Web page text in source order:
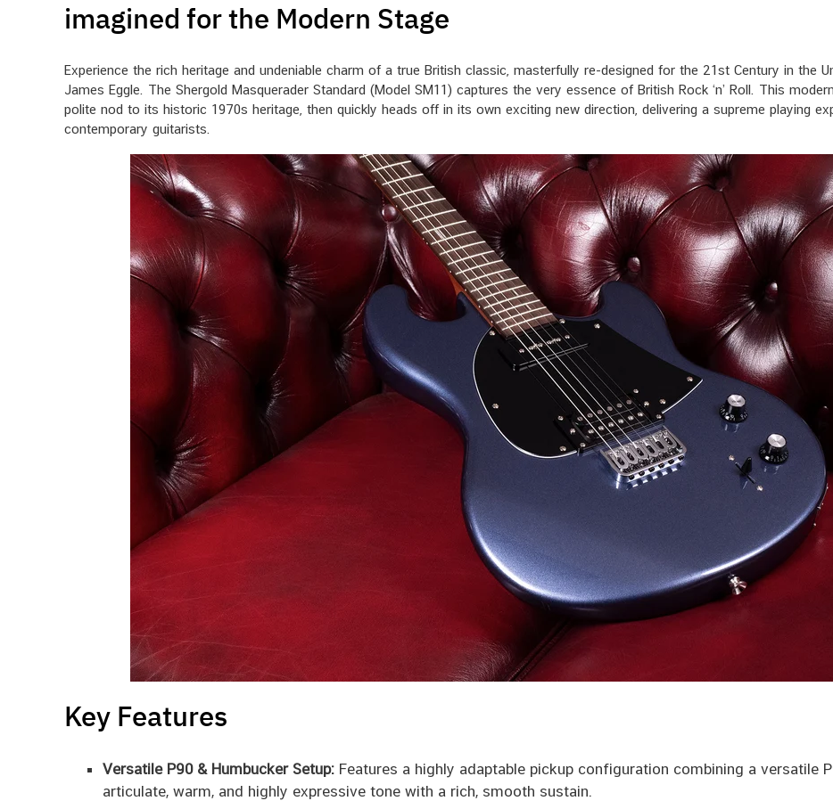
imagined for the Modern Stage
Experience the rich heritage and undeniable charm of a true British classic, masterfully re-designed for the 21st Century in the
James Eggle. The Shergold Masquerader Standard (Model SM11) captures the very essence of British Rock ‘n’ Roll. This
polite nod to its historic 1970s heritage, then quickly heads off in its own exciting new direction, delivering a supreme playing
contemporary guitarists.
Key Features
Versatile P90 & Humbucker Setup:Features a highly adaptable pickup configuration combining a versatile
articulate, warm, and highly expressive tone with a rich, smooth sustain.